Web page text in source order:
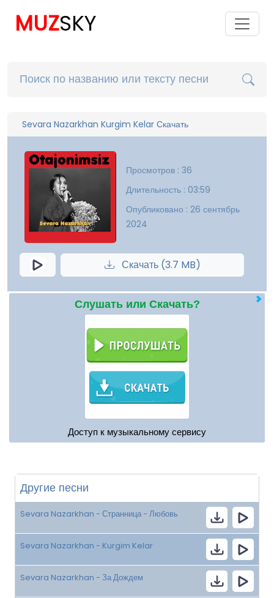
MUZSKY
Sevara Nazarkhan Kurgim Kelar Скачать
Просмотров : 36
Длительность : 03:59
Опубликовано : 26 сентябрь
2024
Скачать (3.7 MB)
Слушать или Скачать?
Доступ к музыкальному сервису
Другие песни
Sevara Nazarkhan - Странница - Любовь
Sevara Nazarkhan - Kurgim Kelar
Sevara Nazarkhan - За Дождем